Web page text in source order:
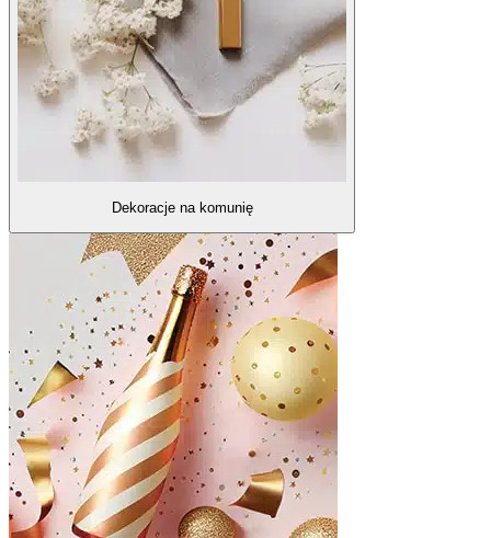
Dekoracje na komunię